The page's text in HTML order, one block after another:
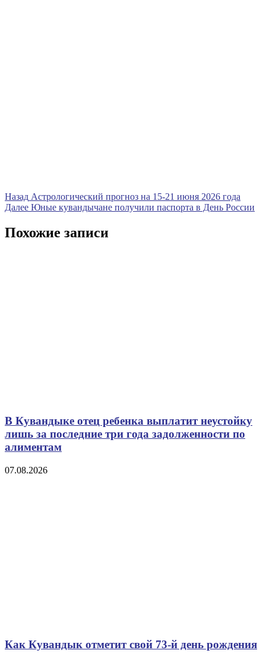
Навигация
по
записям
Назад Предыдущая
запись
Астрологический прогноз на 15-21 июня 2026 года
Далее Следующая
Юные кувандычане получили паспорта в День России
Похожие записи
В Кувандыке отец ребенка выплатит неустойку
лишь за последние три года задолженности по
алиментам
07.08.2026
Как Кувандык отметит свой 73-й день рождения